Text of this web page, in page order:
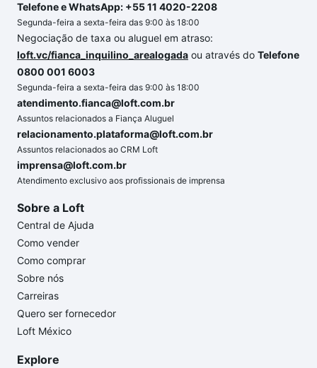
Telefone e WhatsApp: +55 11 4020-2208
Segunda-feira a sexta-feira das 9:00 às 18:00
Negociação de taxa ou aluguel em atraso:
loft.vc/fianca_inquilino_arealogada ou através do Telefone
0800 001 6003
Segunda-feira a sexta-feira das 9:00 às 18:00
atendimento.fianca@loft.com.br
Assuntos relacionados a Fiança Aluguel
relacionamento.plataforma@loft.com.br
Assuntos relacionados ao CRM Loft
imprensa@loft.com.br
Atendimento exclusivo aos profissionais de imprensa
Sobre a Loft
Central de Ajuda
Como vender
Como comprar
Sobre nós
Carreiras
Quero ser fornecedor
Loft México
Explore